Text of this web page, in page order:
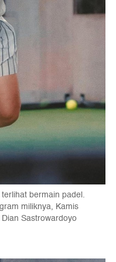
bermain padel.
miliknya, Kamis
Sastrowardoyo